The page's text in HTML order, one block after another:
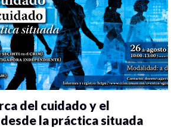
del cuidado y el
la práctica situada